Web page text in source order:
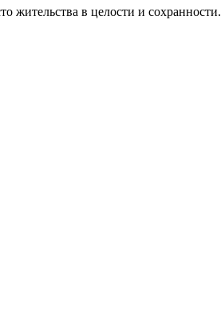
жительства в целости и сохранности.